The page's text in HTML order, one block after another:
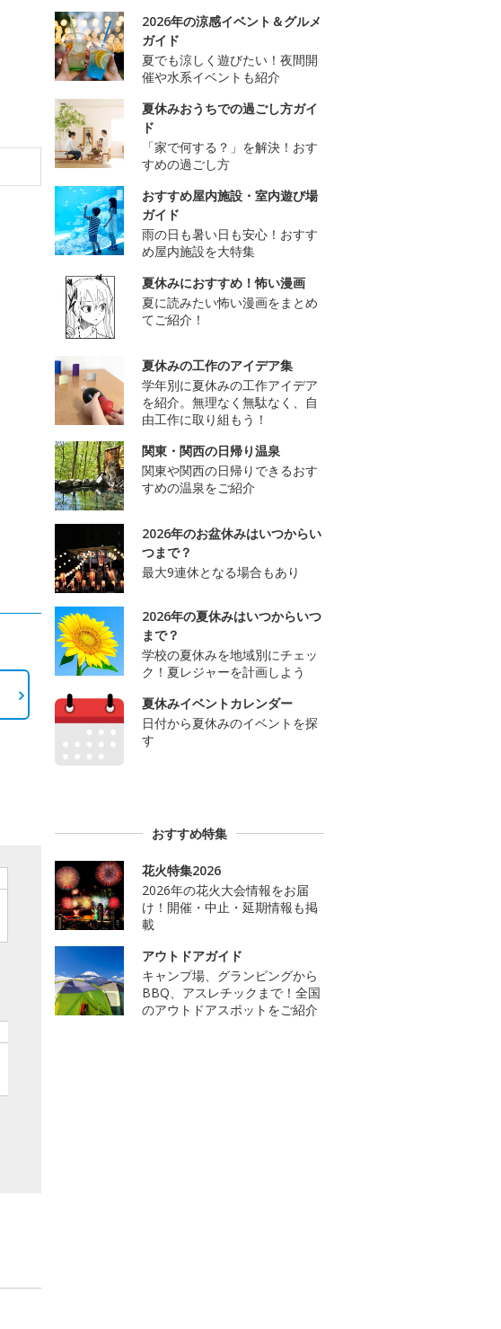
2026年の涼感イベント＆グルメ
ガイド
夏でも涼しく遊びたい！夜間開
催や水系イベントも紹介
夏休みおうちでの過ごし方ガイ
ド
「家で何する？」を解決！おす
すめの過ごし方
おすすめ屋内施設・室内遊び場
ガイド
雨の日も暑い日も安心！おすす
め屋内施設を大特集
夏休みにおすすめ！怖い漫画
夏に読みたい怖い漫画をまとめ
てご紹介！
夏休みの工作のアイデア集
学年別に夏休みの工作アイデア
を紹介。無理なく無駄なく、自
由工作に取り組もう！
関東・関西の日帰り温泉
関東や関西の日帰りできるおす
すめの温泉をご紹介
2026年のお盆休みはいつからい
つまで？
最大9連休となる場合もあり
2026年の夏休みはいつからいつ
まで？
学校の夏休みを地域別にチェッ
ク！夏レジャーを計画しよう
夏休みイベントカレンダー
日付から夏休みのイベントを探
す
おすすめ特集
花火特集2026
2026年の花火大会情報をお届
け！開催・中止・延期情報も掲
載
アウトドアガイド
キャンプ場、グランピングから
BBQ、アスレチックまで！全国
のアウトドアスポットをご紹介